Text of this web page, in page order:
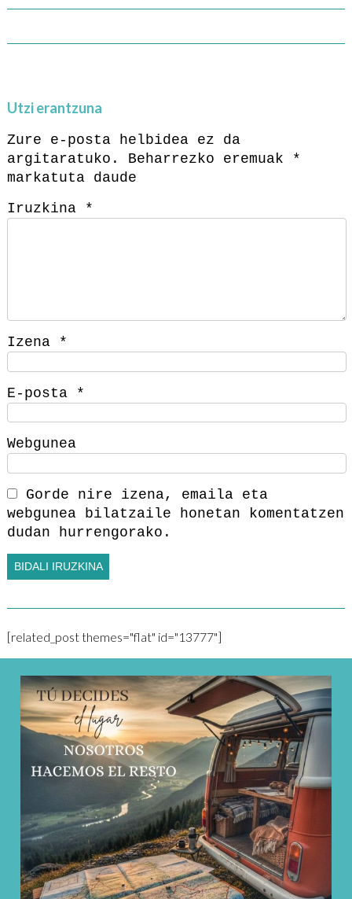
Utzi erantzuna
Zure e-posta helbidea ez da
argitaratuko.
Beharrezko eremuak
*
markatuta daude
Iruzkina
*
Izena *
E-posta *
Webgunea
Gorde nire izena, emaila eta
webgunea bilatzaile honetan komentatzen
dudan hurrengorako.
[related_post themes="flat" id="13777"]